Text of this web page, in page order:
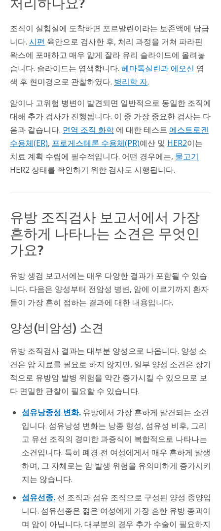
조직이 실험실에 도착하면 포르말린이라는 보존액에 담급
니다. 시편 육안으로 검사한 후, 처리 과정을 거쳐 파라핀
왁스에 포매하고 매우 얇게 잘라 유리 슬라이드에 올려놓
습니다. 슬라이드는 염색합니다. 헤마톡실린과 에오신 염
색 후 현미경으로 관찰하였다. 병리학 자.
암이나 고위험 병변이 발견되면 일반적으로 동일한 조직에
대해 추가 검사가 진행됩니다. 이 중 가장 중요한 검사는 다
음과 같습니다. 면역 조직 화학 에 대한 테스트 에스트로겐
수용체(ER), 프로게스테론 수용체(PR)예산 및 HER2이는
치료 계획 수립에 필수적입니다. 어떤 경우에는, 물고기
HER2 상태를 확인하기 위한 검사도 시행됩니다.
유방 조직검사 보고서에서 가장
흔하게 나타나는 소견은 무엇인
가요?
유방 생검 보고서에는 매우 다양한 결과가 포함될 수 있습
니다. 다음은 양성부터 전암성 병변, 암에 이르기까지 환자
들이 가장 흔히 접하는 결과에 대한 내용입니다.
양성(비암성) 소견
유방 조직검사 결과는 대부분 양성으로 나옵니다. 양성 소
견은 암 치료를 필요로 하지 않지만, 일부 양성 소견은 장기
적으로 유방암 발병 위험을 약간 증가시킬 수 있으므로 보
다 면밀한 관찰이 필요할 수 있습니다.
섬유낭종성 변화. 유방에서 가장 흔하게 발견되는 소견
입니다. 섬유낭성 변화는 낭종 형성, 섬유성 비후, 그리
고 유선 조직의 경미한 과증식이 복합적으로 나타나는
소견입니다. 특히 폐경 전 여성에게서 매우 흔하게 발생
하며, 그 자체로는 암 발생 위험을 유의미하게 증가시키
지는 않습니다.
섬유선종. 선 조직과 섬유 조직으로 구성된 양성 종양입
니다. 섬유선종은 젊은 여성에게 가장 흔한 유방 종괴이
며 암이 아닙니다. 대부분의 경우 추가 수술이 필요하지